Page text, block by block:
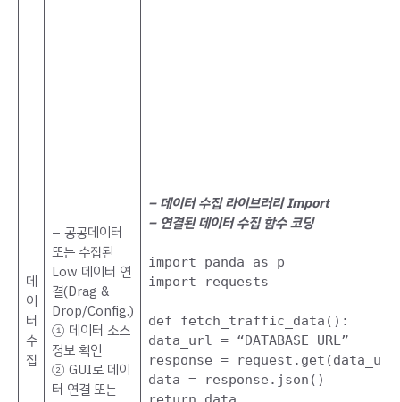
데
이
터
수
집
– 공공데이터
또는 수집된
Low 데이터 연
결(Drag &
Drop/Config.)
① 데이터 소스
정보 확인
② GUI로 데이
터 연결 또는
– 데이터 수집 라이브러리 Import
– 연결된 데이터 수집 함수 코딩
import panda as p
import requests
def fetch_traffic_data():
data_url = “DATABASE URL”
response =
data = response.json()